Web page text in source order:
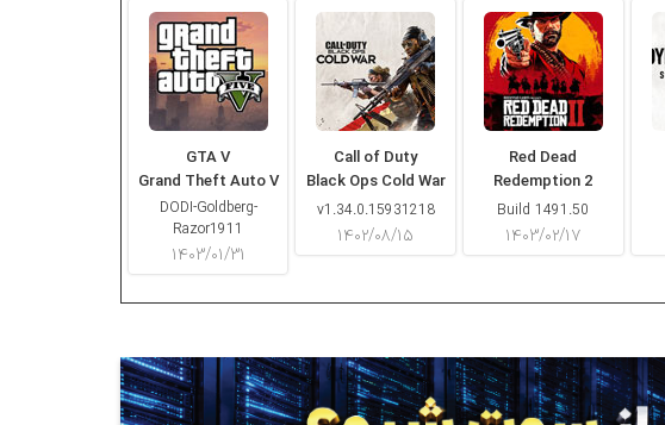
GTA V
Grand Theft Auto V
DODI-Goldberg-
Razor1911
۱۴۰۳/۰۱/۳۱
Call of Duty
Black Ops Cold War
v1.34.0.15931218
۱۴۰۲/۰۸/۱۵
Red Dead
Redemption 2
Build 1491.50
۱۴۰۳/۰۲/۱۷